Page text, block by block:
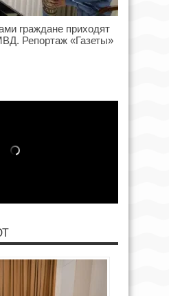
граждане приходят
Репортаж «Газеты»